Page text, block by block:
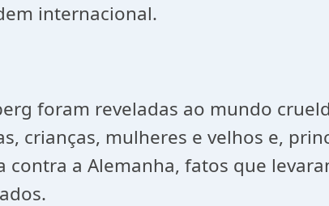
internacional.
foram reveladas ao mundo
crianças, mulheres e velhos e,
a Alemanha, fatos que